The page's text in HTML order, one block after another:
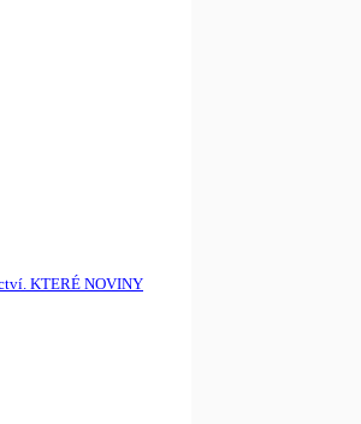
KTERÉ NOVINY